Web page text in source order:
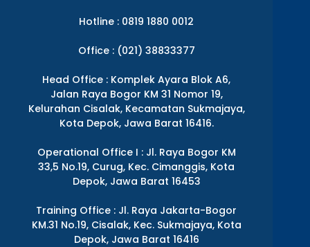
Hotline : 0819 1880 0012
Office : (021) 38833377
Head Office : Komplek Ayara Blok A6,
Jalan Raya Bogor KM 31 Nomor 19,
Kelurahan Cisalak, Kecamatan Sukmajaya,
Kota Depok, Jawa Barat 16416.
Operational Office I : Jl. Raya Bogor KM
33,5 No.19, Curug, Kec. Cimanggis, Kota
Depok, Jawa Barat 16453
Training Office : Jl. Raya Jakarta-Bogor
KM.31 No.19, Cisalak, Kec. Sukmajaya, Kota
Depok, Jawa Barat 16416